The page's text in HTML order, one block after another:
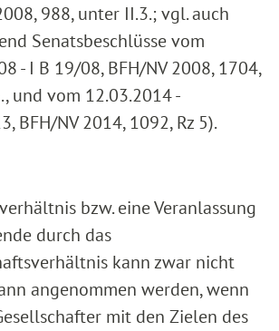
988, unter II.3.; vgl. auch
Senatsbeschlüsse vom
- I B 19/08, BFH/NV 2008, 1704,
und vom 12.03.2014 -
BFH/NV 2014, 1092, Rz 5).
bzw. eine Veranlassung
durch das
kann zwar nicht
angenommen werden, wenn
mit den Zielen des